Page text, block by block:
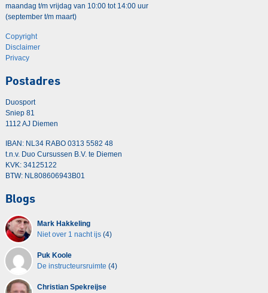
maandag t/m vrijdag van 10:00 tot 14:00 uur
(september t/m maart)
Copyright
Disclaimer
Privacy
Postadres
Duosport
Sniep 81
1112 AJ Diemen
IBAN: NL34 RABO 0313 5582 48
t.n.v. Duo Cursussen B.V. te Diemen
KVK: 34125122
BTW: NL808606943B01
Blogs
Mark Hakkeling
Niet over 1 nacht ijs(4)
Puk Koole
De instructeursruimte (4)
Christian Spekreijse